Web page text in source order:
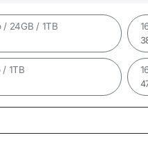
/ 24GB / 1TB
1TB